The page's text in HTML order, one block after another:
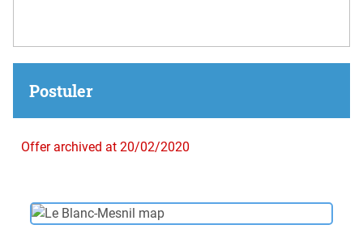
Postuler
Offer archived at 20/02/2020